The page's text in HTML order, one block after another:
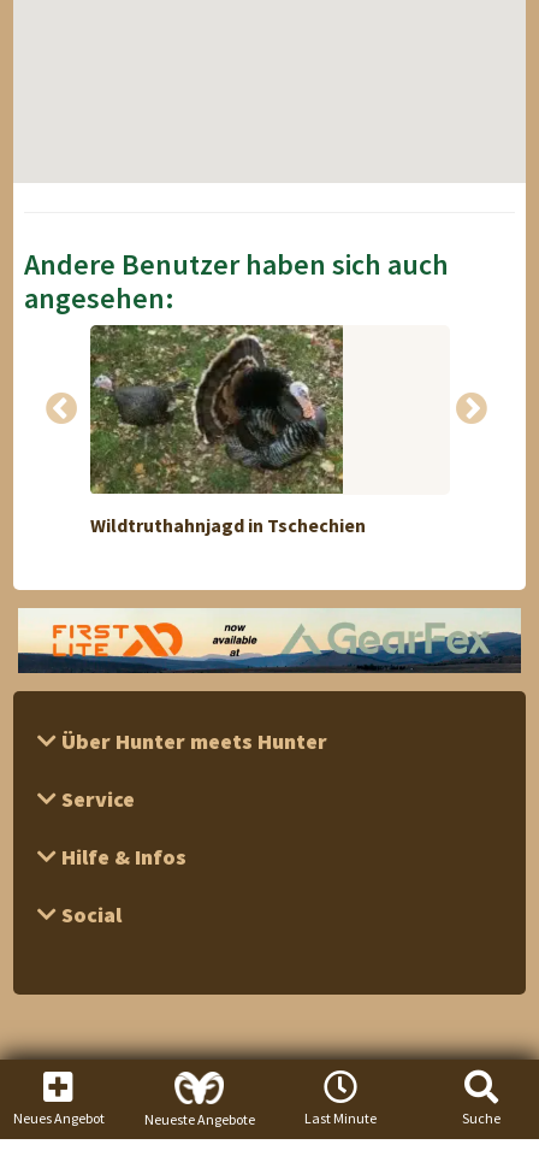
Andere Benutzer haben sich auch
angesehen:
Wildtruthahnjagd in Tschechien
Über Hunter meets Hunter
Service
Hilfe & Infos
Social
Neues Angebot Neueste Angebote Last Minute Suche